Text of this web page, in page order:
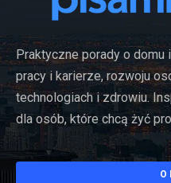
Praktyczne porady o domu
pracy i karierze, rozwoju
technologiach i zdrowiu.
dla osób, które chcą żyć
O